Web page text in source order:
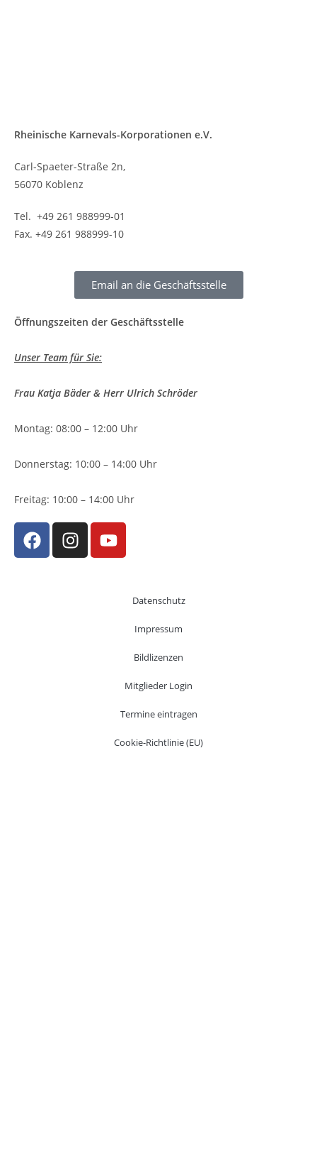
Rheinische Karnevals-Korporationen e.V.
Carl-Spaeter-Straße 2n,
56070 Koblenz
Tel. +49 261 988999-01
Fax. +49 261 988999-10
Email an die Geschäftsstelle
Öffnungszeiten der Geschäftsstelle
Unser Team für Sie:
Frau Katja Bäder & Herr Ulrich Schröder
Montag: 08:00 – 12:00 Uhr
Donnerstag: 10:00 – 14:00 Uhr
Freitag: 10:00 – 14:00 Uhr
Datenschutz
Impressum
Bildlizenzen
Mitglieder Login
Termine eintragen
Cookie-Richtlinie (EU)